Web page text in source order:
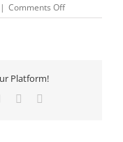
| Comments Offon
Comprare
Platform!
Pinterest